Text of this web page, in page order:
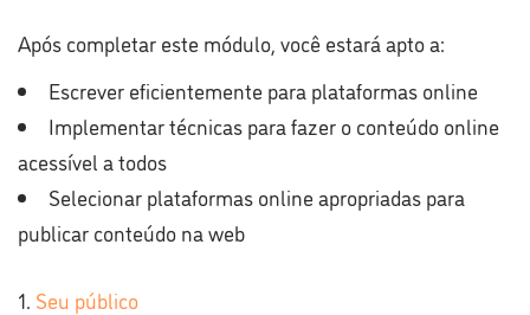
Após completar este módulo, você estará apto a:
Escrever eficientemente para plataformas online
Implementar técnicas para fazer o conteúdo online
acessível a todos
Selecionar plataformas online apropriadas para
publicar conteúdo na web
Seu público